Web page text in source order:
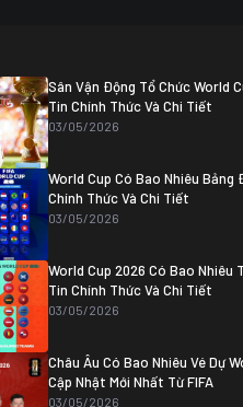
Sân Vận Động Tổ Chức World
Tin Chính Thức Và Chi Tiết
03/05/2026
World Cup Có Bao Nhiêu Bảng
Chính Thức Và Chi Tiết
03/05/2026
World Cup 2026 Có Bao Nhiêu
Tin Chính Thức Và Chi Tiết
03/05/2026
Châu Âu Có Bao Nhiêu Vé Dự
Cập Nhật Mới Nhất Từ FIFA
03/05/2026